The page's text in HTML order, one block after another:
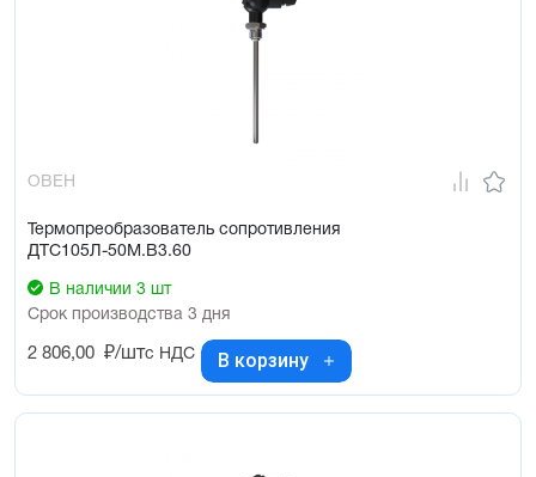
ОВЕН
Термопреобразователь сопротивления
ДТС105Л-50М.В3.60
В наличии 3 шт
Срок производства 3 дня
2 806,00 ₽/штс НДС В корзину